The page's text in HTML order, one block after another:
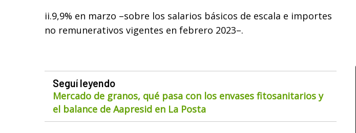
ii.9,9% en marzo –sobre los salarios básicos de escala e importes
no remunerativos vigentes en febrero 2023–.
Seguí leyendo
Mercado de granos, qué pasa con los envases fitosanitarios y
el balance de Aapresid en La Posta